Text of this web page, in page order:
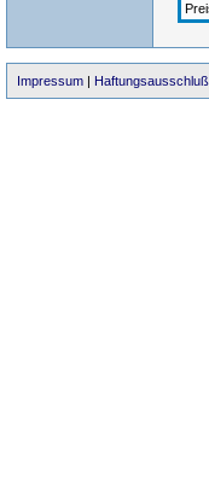
Impressum | Haftungsausschluß